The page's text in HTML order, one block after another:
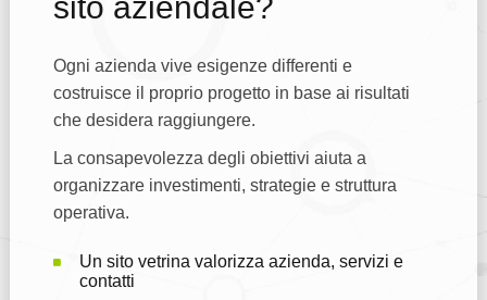
Ogni azienda vive esigenze differenti e
costruisce il proprio progetto in base ai risultati
che desidera raggiungere.
La consapevolezza degli obiettivi aiuta a
organizzare investimenti, strategie e struttura
operativa.
Un sito vetrina valorizza azienda, servizi e
contatti